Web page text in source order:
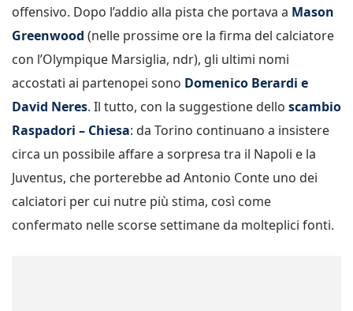
offensivo. Dopo l’addio alla pista che portava a Mason
Greenwood (nelle prossime ore la firma del calciatore
con l’Olympique Marsiglia, ndr), gli ultimi nomi
accostati ai partenopei sono Domenico Berardi e
David Neres. Il tutto, con la suggestione dello scambio
Raspadori – Chiesa: da Torino continuano a insistere
circa un possibile affare a sorpresa tra il Napoli e la
Juventus, che porterebbe ad Antonio Conte uno dei
calciatori per cui nutre più stima, così come
confermato nelle scorse settimane da molteplici fonti.